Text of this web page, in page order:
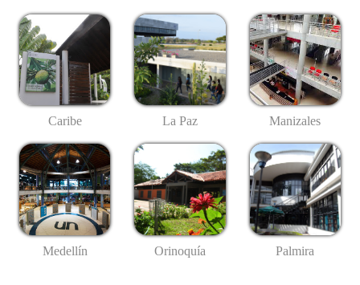
Caribe La Paz Manizales
Medellín Orinoquía Palmira